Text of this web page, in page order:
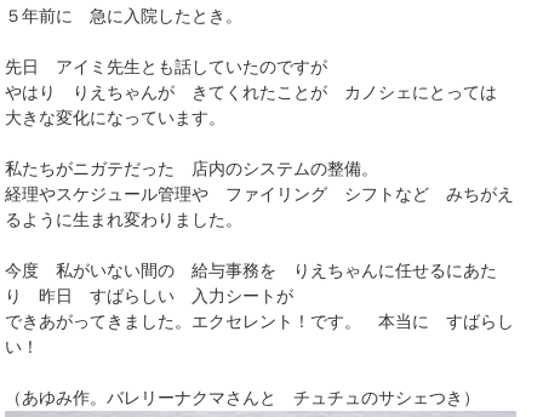
５年前に 急に入院したとき。
先日 アイミ先生とも話していたのですが
やはり りえちゃんが きてくれたことが カノシェにとっては
大きな変化になっています。
私たちがニガテだった 店内のシステムの整備。
経理やスケジュール管理や ファイリング シフトなど みちがえ
るように生まれ変わりました。
今度 私がいない間の 給与事務を りえちゃんに任せるにあた
り 昨日 すばらしい 入力シートが
できあがってきました。エクセレント！です。 本当に すばらし
い！
（あゆみ作。バレリーナクマさんと チュチュのサシェつき）